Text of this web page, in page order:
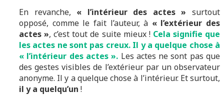
En revanche, « l’intérieur des actes » surtout
opposé, comme le fait l’auteur, à « l’extérieur des
actes », c’est tout de suite mieux ! Cela signifie que
les actes ne sont pas creux. Il y a quelque chose à
« l’intérieur des actes ». Les actes ne sont pas que
des gestes visibles de l’extérieur par un observateur
anonyme. Il y a quelque chose à l’intérieur. Et surtout,
il y a quelqu’un !